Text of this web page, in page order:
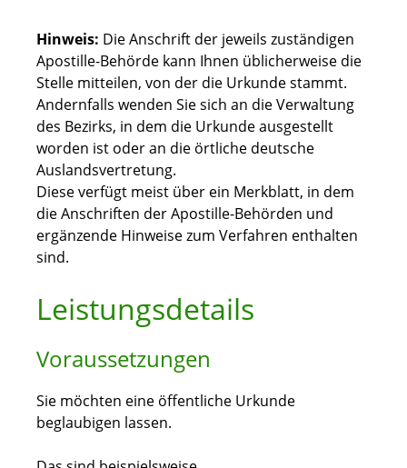
Hinweis: Die Anschrift der jeweils zuständigen
Apostille-Behörde kann Ihnen üblicherweise die
Stelle mitteilen, von der die Urkunde stammt.
Andernfalls wenden Sie sich an die Verwaltung
des Bezirks, in dem die Urkunde ausgestellt
worden ist oder an die örtliche deutsche
Auslandsvertretung.
Diese verfügt meist über ein Merkblatt, in dem
die Anschriften der Apostille-Behörden und
ergänzende Hinweise zum Verfahren enthalten
sind.
Leistungsdetails
Voraussetzungen
Sie möchten eine öffentliche Urkunde
beglaubigen lassen.